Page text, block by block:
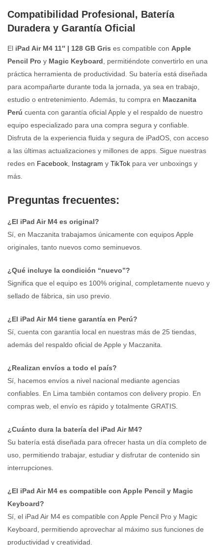
Compatibilidad Profesional, Batería
Duradera y Garantía Oficial
El iPad Air M4 11″ | 128 GB Gris es compatible con Apple
Pencil Pro y Magic Keyboard , permitiéndote convertirlo en una
práctica herramienta de productividad. Su batería está diseñada
para acompañarte durante toda la jornada, ya sea en trabajo,
estudio o entretenimiento. Además, tu compra en Maczanita
Perú cuenta con garantía oficial Apple y el respaldo de nuestro
equipo especializado para una compra segura y confiable.
Disfruta de la experiencia fluida y segura de iPadOS, con acceso
a las últimas actualizaciones y millones de apps. Sigue nuestras
redes en Facebook Instagram y TikTok para ver unboxings y
más.
Preguntas frecuentes:
¿El iPad Air M4 es original?
Sí, en Maczanita trabajamos únicamente con equipos Apple
originales, tanto nuevos como seminuevos.
¿Qué incluye la condición “nuevo”?
Significa que el equipo es 100% original, completamente nuevo y
sellado de fábrica, sin uso previo.
¿El iPad Air M4 tiene garantía en Perú?
Sí, cuenta con garantía local en nuestras más de 25 tiendas,
además del respaldo oficial de Apple y Maczanita.
¿Realizan envíos a todo el país?
Sí, hacemos envíos a nivel nacional mediante agencias
confiables. En Lima también contamos con delivery propio. En
compras web, el envío es rápido y totalmente GRATIS.
¿Cuánto dura la batería del iPad Air M4?
Su batería está diseñada para ofrecer hasta un día completo de
uso, permitiendo trabajar, estudiar y disfrutar de contenido sin
interrupciones.
¿El iPad Air M4 es compatible con Apple Pencil y Magic
Keyboard?
Sí, el iPad Air M4 es compatible con Apple Pencil Pro y Magic
Keyboard, permitiendo aprovechar al máximo sus funciones de
productividad y creatividad.